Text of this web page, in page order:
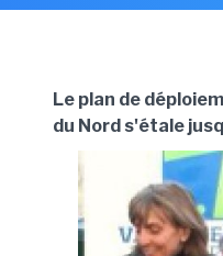
Le plan de
du Nord s'étale